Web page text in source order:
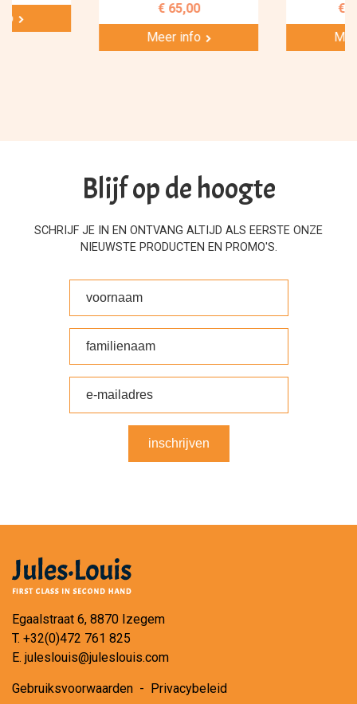
€ 65,00
Meer info
€
Blijf op de hoogte
SCHRIJF JE IN EN ONTVANG ALTIJD ALS EERSTE ONZE
NIEUWSTE PRODUCTEN EN PROMO'S.
inschrijven
Egaalstraat 6, 8870 Izegem
T. +32(0)472 761 825
E. juleslouis@juleslouis.com
Gebruiksvoorwaarden - Privacybeleid